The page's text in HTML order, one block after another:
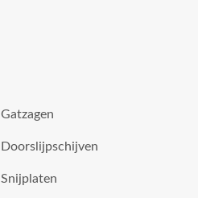
Gatzagen
Doorslijpschijven
Snijplaten